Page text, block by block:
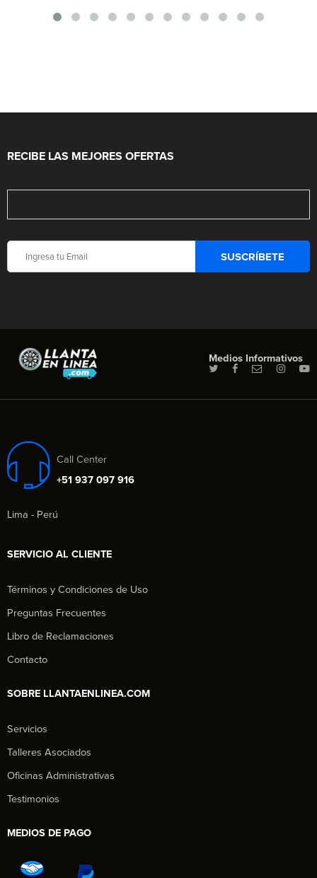
RECIBE LAS MEJORES OFERTAS
Medios Informativos
Call Center
+51 937 097 916
Lima - Perú
SERVICIO AL CLIENTE
Términos y Condiciones de Uso
Preguntas Frecuentes
Libro de Reclamaciones
Contacto
SOBRE LLANTAENLINEA.COM
Servicios
Talleres Asociados
Oficinas Administrativas
Testimonios
MEDIOS DE PAGO